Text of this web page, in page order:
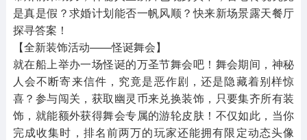
是真是假？求婚计划能否一帆风顺？快来新场景露天餐厅
探寻答案！
【全新装饰活动——怪诞舞会】
就在船上举办一场怪诞的万圣节舞会吧！舞会期间，神秘
人会不断寄来信件，究竟是恶作剧，还是隐藏着别样惊
喜？参与闯关，获取幽灵币来兑换装饰，只要集齐所有装
饰，就能额外获得舞会专属的游轮皮肤！不仅如此，当你
完成收集时，排名前两万的玩家还能拥有限定动态头像